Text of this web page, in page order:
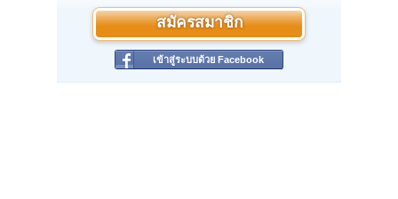
สมัครสมาชิก
เข้าสู่ระบบด้วย Facebook